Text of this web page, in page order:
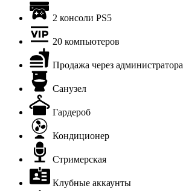
2 консоли PS5
20 компьютеров
Продажа через администратора
Санузел
Гардероб
Кондиционер
Стримерская
Клубные аккаунты